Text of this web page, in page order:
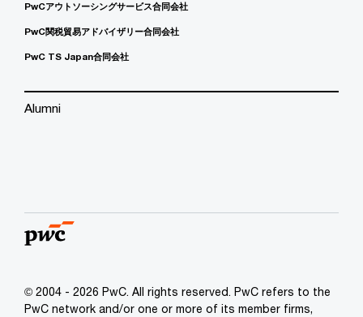
PwCアウトソーシングサービス合同会社
PwC関税貿易アドバイザリー合同会社
PwC TS Japan合同会社
Alumni
© 2004 - 2026 PwC. All rights reserved. PwC refers to the
PwC network and/or one or more of its member firms,